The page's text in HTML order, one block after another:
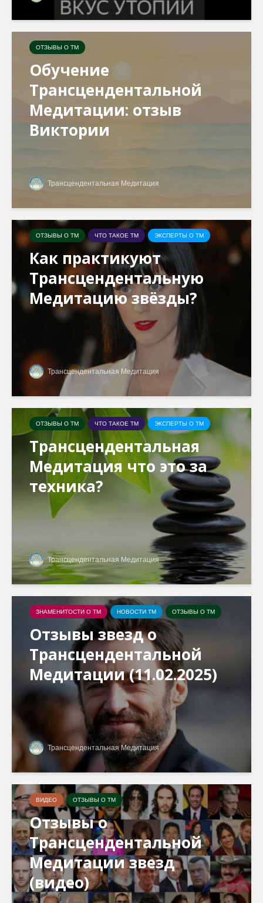
ОТЗЫВЫ О ТМ
Обучение
Трансцендентальной
Медитации: отзыв
Виктории
Трансцендентальная Медитация
ОТЗЫВЫ О ТМ ЧТО ТАКОЕ ТМ ЭКСПЕРТЫ О ТМ
Как практикуют
Трансцендентальную
Медитацию звёзды?
Трансцендентальная Медитация
ОТЗЫВЫ О ТМ ЧТО ТАКОЕ ТМ ЭКСПЕРТЫ О ТМ
Трансцендентальная
Медитация что это за
техника?
Трансцендентальная Медитация
ЗНАМЕНИТОСТИ О ТМ НОВОСТИ ТМ ОТЗЫВЫ О ТМ
Отзывы звезд о
Трансцендентальной
Медитации (11.02.2025)
Трансцендентальная Медитация
ВИДЕО ОТЗЫВЫ О ТМ
Отзывы о
Трансцендентальной
Медитации звезд
(видео)